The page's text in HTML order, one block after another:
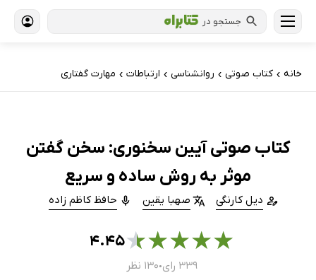
جستجو در
خانه › کتاب‌ صوتی › روانشناسی › ارتباطات › مهارت گفتاری
کتاب صوتی آیین سخنوری: سخن گفتن
موثر به روش ساده و سریع
دیل کارنگی صهبا یقین حافظ کاظم زاده
★
★
★
★
★۴.۴۵
۳۳۹ رای ● ۱۳۰ نظر